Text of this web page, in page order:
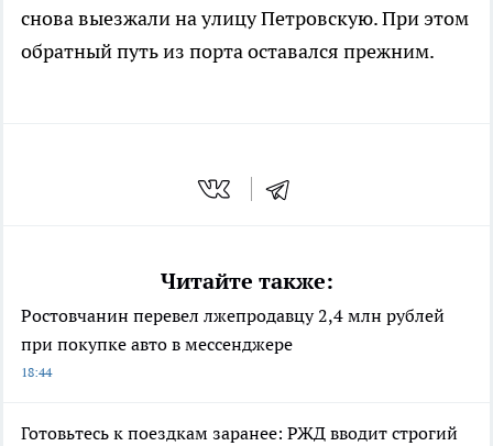
снова выезжали на улицу Петровскую. При этом
обратный путь из порта оставался прежним.
Читайте также:
Ростовчанин перевел лжепродавцу 2,4 млн рублей
при покупке авто в мессенджере
18:44
Готовьтесь к поездкам заранее: РЖД вводит строгий